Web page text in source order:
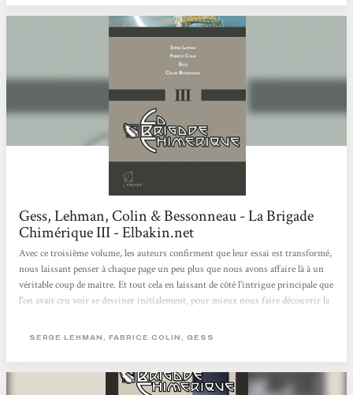
avec La saison de la couloeuvre,...
Gess, Lehman, Colin & Bessonneau - La Brigade
Chimérique III - Elbakin.net
Avec ce troisième volume, les auteurs confirment que leur essai est transformé,
nous laissant penser à chaque page un peu plus que nous avons affaire là à un
véritable coup de maître. Et tout cela en laissant de côté l'intrigue principale que
l'on avait cru voir se dessiner initialement, pour mieux nous faire découvrir la
n'ennuie pas une seule seconde pour autant en se concentrant sur la
l'épisode suivant nous projette à...
SERGE LEHMAN, FABRICE COLIN, GESS